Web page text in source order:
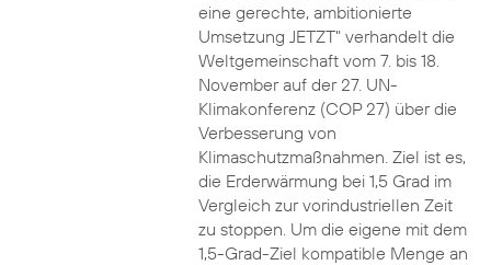
eine gerechte, ambitionierte
Umsetzung JETZT" verhandelt die
Weltgemeinschaft vom 7. bis 18.
November auf der 27. UN-
Klimakonferenz (COP 27) über die
Verbesserung von
Klimaschutzmaßnahmen. Ziel ist es,
die Erderwärmung bei 1,5 Grad im
Vergleich zur vorindustriellen Zeit
zu stoppen. Um die eigene mit dem
1,5-Grad-Ziel kompatible Menge an